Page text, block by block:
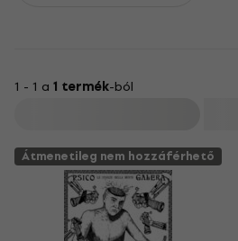
1 - 1 a 1 termék-ból
Átmenetileg nem hozzáférhető